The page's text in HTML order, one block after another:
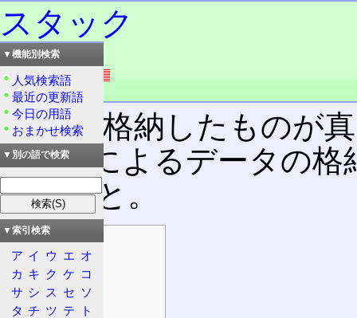
スタック
読み：スタック
外語：stack
品詞：名詞
最後に格納したものが
(LIFO)によるデータの格
ねること。
目次
概要
特徴
CISC/RISC
▼機能別検索
人気検索語
最近の更新語
今日の用語
おまかせ検索
▼別の語で検索
▼索引検索
ア イ ウ エ オ
カ キ ク ケ コ
サ シ ス セ ソ
タ チ ツ テ
ト